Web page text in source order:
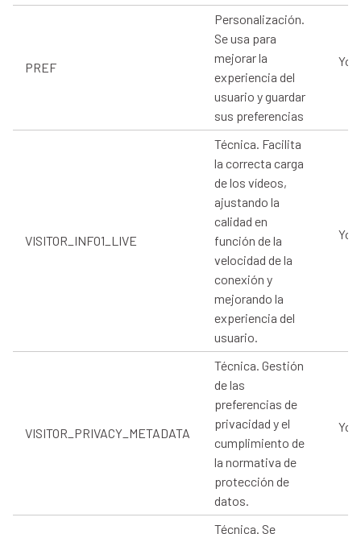
PREF
Personalización.
Se usa para
mejorar la
experiencia del
usuario y guardar
sus preferencias
VISITOR_INFO1_LIVE
Técnica. Facilita
la correcta carga
de los vídeos,
ajustando la
calidad en
función de la
velocidad de la
conexión y
mejorando la
experiencia del
usuario.
VISITOR_PRIVACY_METADATA
Técnica. Gestión
de las
preferencias de
privacidad y el
cumplimiento de
la normativa de
protección de
datos.
Técnica. Se